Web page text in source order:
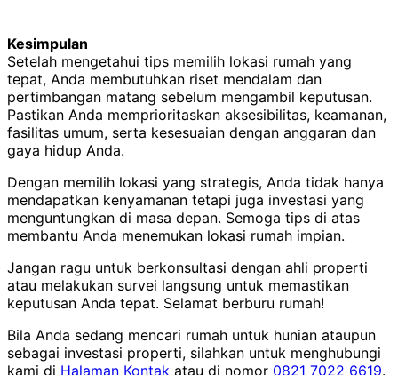
Kesimpulan
Setelah mengetahui tips memilih lokasi rumah yang
tepat, Anda membutuhkan riset mendalam dan
pertimbangan matang sebelum mengambil keputusan.
Pastikan Anda memprioritaskan aksesibilitas, keamanan,
fasilitas umum, serta kesesuaian dengan anggaran dan
gaya hidup Anda.
Dengan memilih lokasi yang strategis, Anda tidak hanya
mendapatkan kenyamanan tetapi juga investasi yang
menguntungkan di masa depan. Semoga tips di atas
membantu Anda menemukan lokasi rumah impian.
Jangan ragu untuk berkonsultasi dengan ahli properti
atau melakukan survei langsung untuk memastikan
keputusan Anda tepat. Selamat berburu rumah!
Bila Anda sedang mencari rumah untuk hunian ataupun
sebagai investasi properti, silahkan untuk menghubungi
kami di Halaman Kontak atau di nomor 0821 7022 6619.